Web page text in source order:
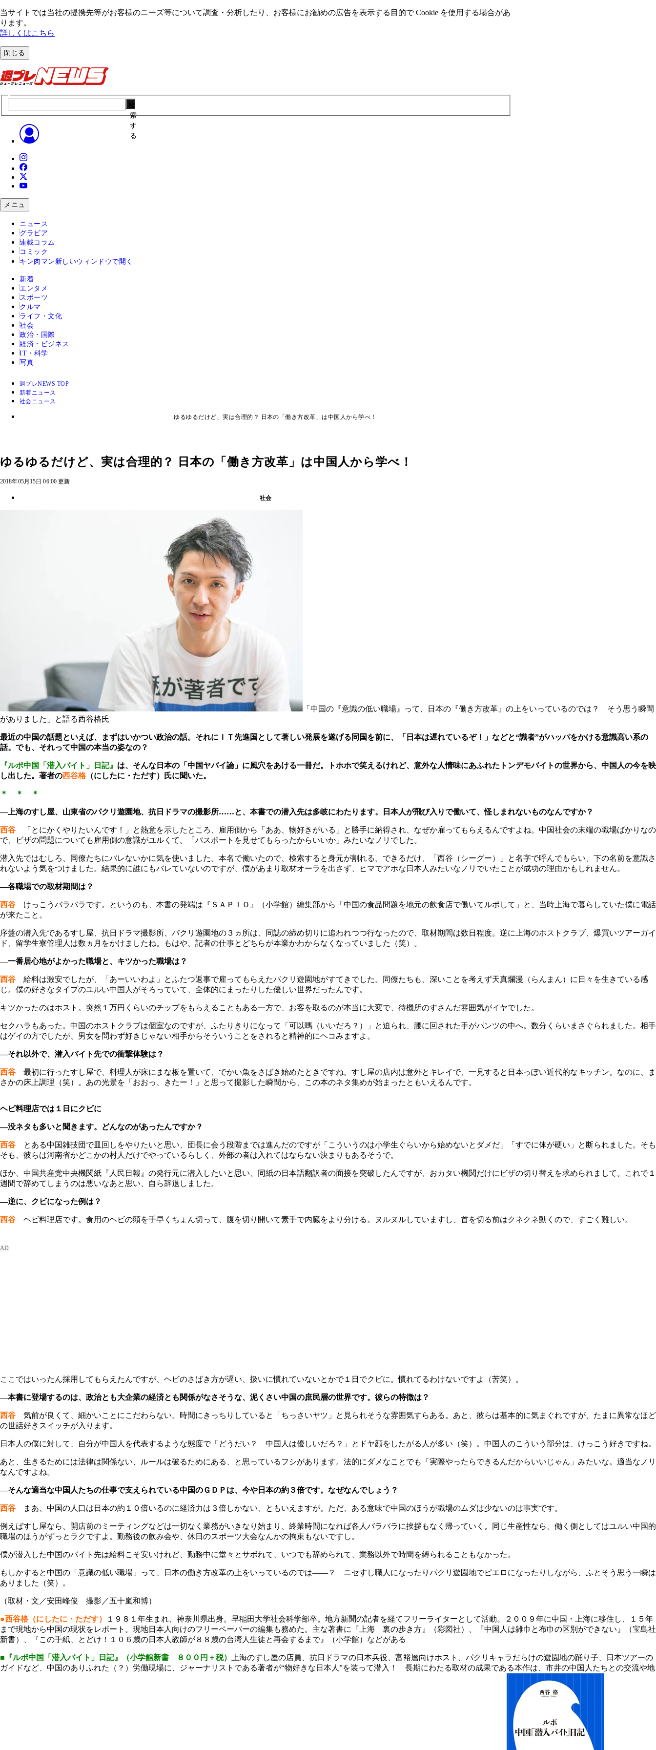
当サイトでは当社の提携先等がお客様のニーズ等について調査・分析したり、お客様にお勧めの広告を表⽰する⽬的で Cookie を使⽤する場合があ
ります。
詳しくはこちら
閉じる
索
す
る
メニュ
ニュース
グラビア
連載コラム
コミック
キン肉マン 新しいウィンドウで開く
新着
エンタメ
スポーツ
クルマ
ライフ・文化
社会
政治・国際
経済・ビジネス
IT・科学
写真
週プレNEWS TOP
新着ニュース
社会ニュース
ゆるゆるだけど、実は合理的？ 日本の「働き方改革」は中国人から学べ！
ゆるゆるだけど、実は合理的？ 日本の「働き方改革」は中国人から学べ！
2018年05月15日 06:00 更新
社会
「中国の『意識の低い職場』って、日本の『働き方改革』の上をいっているのでは？ そう思う瞬間
がありました」と語る西谷格氏
最近の中国の話題といえば、まずはいかつい政治の話。それにＩＴ先進国として著しい発展を遂げる同国を前に、「日本は遅れているぞ！」などと“識者”がハッパをかける意識高い系の
話。でも、それって中国の本当の姿なの？
『ルポ中国「潜入バイト」日記』 は、そんな日本の「中国ヤバイ論」に風穴をあける一冊だ。トホホで笑えるけれど、意外な人情味にあふれたトンデモバイトの世界から、中国人の今を映
し出した。著者の西谷格（にしたに・ただす）氏に聞いた。
＊ ＊ ＊
―上海のすし屋、山東省のパクリ遊園地、抗日ドラマの撮影所……と、本書での潜入先は多岐にわたります。日本人が飛び入りで働いて、怪しまれないものなんですか？
西谷 「とにかくやりたいんです！」と熱意を示したところ、雇用側から「ああ、物好きがいる」と勝手に納得され、なぜか雇ってもらえるんですよね。中国社会の末端の職場ばかりなの
で、ビザの問題についても雇用側の意識がユルくて。「パスポートを見せてもらったからいいか」みたいなノリでした。
潜入先ではむしろ、同僚たちにバレないかに気を使いました。本名で働いたので、検索すると身元が割れる。できるだけ、「西谷（シーグー）」と名字で呼んでもらい、下の名前を意識さ
れないよう気をつけました。結果的に誰にもバレていないのですが、僕があまり取材オーラを出さず、ヒマでアホな日本人みたいなノリでいたことが成功の理由かもしれません。
―各職場での取材期間は？
西谷 けっこうバラバラです。というのも、本書の発端は『ＳＡＰＩＯ』（小学館）編集部から「中国の食品問題を地元の飲食店で働いてルポして」と、当時上海で暮らしていた僕に電話
が来たこと。
序盤の潜入先であるすし屋、抗日ドラマ撮影所、パクリ遊園地の３ヵ所は、同誌の締め切りに追われつつ行なったので、取材期間は数日程度。逆に上海のホストクラブ、爆買いツアーガイ
ド、留学生寮管理人は数ヵ月をかけましたね。もはや、記者の仕事とどちらが本業かわからなくなっていました（笑）。
―一番居心地がよかった職場と、キツかった職場は？
西谷 給料は激安でしたが、「あーいいわよ」とふたつ返事で雇ってもらえたパクリ遊園地がすてきでした。同僚たちも、深いことを考えず天真爛漫（らんまん）に日々を生きている感
じ。僕の好きなタイプのユルい中国人がそろっていて、全体的にまったりした優しい世界だったんです。
キツかったのはホスト。突然１万円くらいのチップをもらえることもある一方で、お客を取るのが本当に大変で、待機所のすさんだ雰囲気がイヤでした。
セクハラもあった。中国のホストクラブは個室なのですが、ふたりきりになって「可以嗎（いいだろ？）」と迫られ、腰に回された手がパンツの中へ。数分くらいまさぐられました。相手
はゲイの方でしたが、男女を問わず好きじゃない相手からそういうことをされると精神的にヘコみますよ。
―それ以外で、潜入バイト先での衝撃体験は？
西谷 最初に行ったすし屋で、料理人が床にまな板を置いて、でかい魚をさばき始めたときですね。すし屋の店内は意外とキレイで、一見すると日本っぽい近代的なキッチン。なのに、ま
さかの床上調理（笑）。あの光景を「おおっ、きたー！」と思って撮影した瞬間から、この本のネタ集めが始まったともいえるんです。
ヘビ料理店では１日にクビに
―没ネタも多いと聞きます。どんなのがあったんですか？
西谷 とある中国雑技団で皿回しをやりたいと思い、団長に会う段階までは進んだのですが「こういうのは小学生ぐらいから始めないとダメだ」「すでに体が硬い」と断られました。そも
そも、彼らは河南省かどこかの村人だけでやっているらしく、外部の者は入れてはならない決まりもあるそうで。
ほか、中国共産党中央機関紙『人民日報』の発行元に潜入したいと思い、同紙の日本語翻訳者の面接を突破したんですが、おカタい機関だけにビザの切り替えを求められまして。これで１
週間で辞めてしまうのは悪いなあと思い、自ら辞退しました。
―逆に、クビになった例は？
西谷 ヘビ料理店です。食用のヘビの頭を手早くちょん切って、腹を切り開いて素手で内臓をより分ける。ヌルヌルしていますし、首を切る前はクネクネ動くので、すごく難しい。
ここではいったん採用してもらえたんですが、ヘビのさばき方が遅い、扱いに慣れていないとかで１日でクビに。慣れてるわけないですよ（苦笑）。
―本書に登場するのは、政治とも大企業の経済とも関係がなさそうな、泥くさい中国の庶民層の世界です。彼らの特徴は？
西谷 気前が良くて、細かいことにこだわらない。時間にきっちりしていると「ちっさいヤツ」と見られそうな雰囲気すらある。あと、彼らは基本的に気まぐれですが、たまに異常なほど
の世話好きスイッチが入ります。
日本人の僕に対して、自分が中国人を代表するような態度で「どうだい？ 中国人は優しいだろ？」とドヤ顔をしたがる人が多い（笑）。中国人のこういう部分は、けっこう好きですね。
あと、生きるためには法律は関係ない、ルールは破るためにある、と思っているフシがあります。法的にダメなことでも「実際やったらできるんだからいいじゃん」みたいな。適当なノリ
なんですよね。
―そんな適当な中国人たちの仕事で支えられている中国のＧＤＰは、今や日本の約３倍です。なぜなんでしょう？
西谷 まあ、中国の人口は日本の約１０倍いるのに経済力は３倍しかない、ともいえますが。ただ、ある意味で中国のほうが職場のムダは少ないのは事実です。
例えばすし屋なら、開店前のミーティングなどは一切なく業務がいきなり始まり、終業時間になれば各人バラバラに挨拶もなく帰っていく。同じ生産性なら、働く側としてはユルい中国的
職場のほうがずっとラクですよ。勤務後の飲み会や、休日のスポーツ大会なんかの拘束もないですし。
僕が潜入した中国のバイト先は給料こそ安いけれど、勤務中に堂々とサボれて、いつでも辞められて、業務以外で時間を縛られることもなかった。
もしかすると中国の「意識の低い職場」って、日本の働き方改革の上をいっているのでは――？ ニセすし職人になったりパクリ遊園地でピエロになったりしながら、ふとそう思う一瞬は
ありました（笑）。
（取材・文／安田峰俊 撮影／五十嵐和博）
●西谷格（にしたに・ただす）
１９８１年生まれ、神奈川県出身。早稲田大学社会科学部卒。地方新聞の記者を経てフリーライターとして活動。２００９年に中国・上海に移住し、１５年
まで現地から中国の現状をレポート。現地日本人向けのフリーペーパーの編集も務めた。主な著書に『上海 裏の歩き方』（彩図社）、『中国人は雑巾と布巾の区別ができない』（宝島社
新書）、『この手紙、とどけ！１０６歳の日本人教師が８８歳の台湾人生徒と再会するまで』（小学館）などがある
■『ルポ中国「潜入バイト」日記』 （小学館新書 ８００円＋税）
上海のすし屋の店員、抗日ドラマの日本兵役、富裕層向けホスト、パクリキャラだらけの遊園地の踊り子、日本ツアーの
ガイドなど、中国のありふれた（？）労働現場に、ジャーナリストである著者が“物好きな日本人”を装って潜入！ 長期にわたる取材の成果である本作は、市井の中国人たちとの交流や地